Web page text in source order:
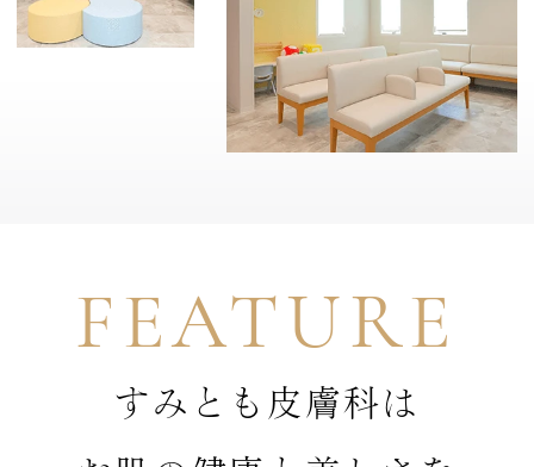
FEATURE
すみとも皮膚科は